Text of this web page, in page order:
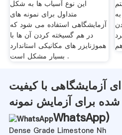
این نوع آسیاب ها به شکل
متداول برای نمونه های
آزمایشگاهی استفاده می شود که
در هم گسیخته کردن آن ها با
هموژنایزر های مکانیکی استاندارد
بسیار مشکل است .
آزمایشگاهی با کیفیت
WhatsApp)
Dense Grade Limestone Nh